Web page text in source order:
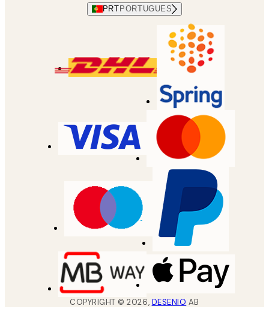
PRT PORTUGUES
COPYRIGHT ©2026, DESENIO AB